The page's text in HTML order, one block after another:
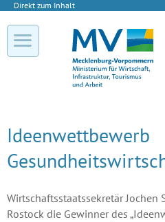
Direkt zum Inhalt
Ideenwettbewerb
Wirtschaftsstaatssekretär
Rostock die Gewinner des